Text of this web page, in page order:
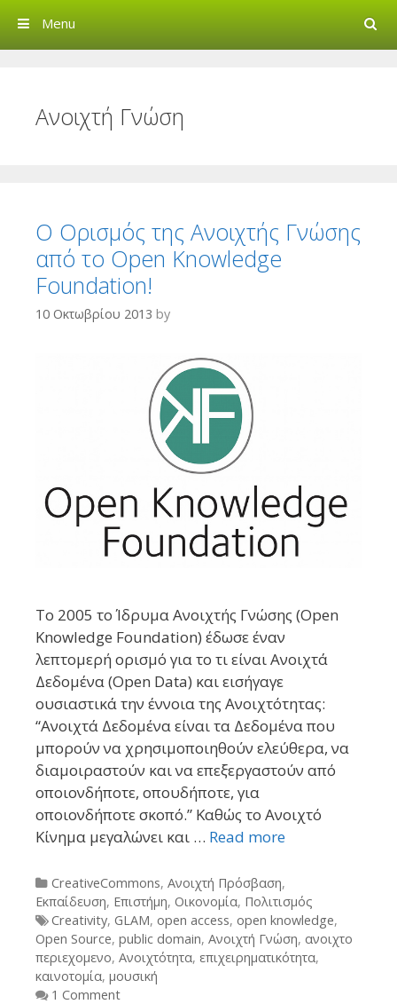
Creative Commons Search
Menu
Ανοιχτή Γνώση
O Ορισμός της Ανοιχτής Γνώσης
από το Open Knowledge
Foundation!
10 Οκτωβρίου 2013 by
Το 2005 το Ίδρυμα Ανοιχτής Γνώσης (Open
Knowledge Foundation) έδωσε έναν
λεπτομερή ορισμό για το τι είναι Ανοιχτά
Δεδομένα (Open Data) και εισήγαγε
ουσιαστικά την έννοια της Ανοιχτότητας:
“Ανοιχτά Δεδομένα είναι τα Δεδομένα που
μπορούν να χρησιμοποιηθούν ελεύθερα, να
διαμοιραστούν και να επεξεργαστούν από
οποιονδήποτε, οπουδήποτε, για
οποιονδήποτε σκοπό.” Καθώς το Ανοιχτό
Κίνημα μεγαλώνει και … Read more
Categories
CreativeCommons, Ανοιχτή Πρόσβαση,
Εκπαίδευση, Επιστήμη, Οικονομία, Πολιτισμός
Tags
Creativity, GLAM, open access, open knowledge,
Open Source, public domain, Ανοιχτή Γνώση, ανοιχτο
περιεχομενο, Ανοιχτότητα, επιχειρηματικότητα,
καινοτομία, μουσική
1 Comment